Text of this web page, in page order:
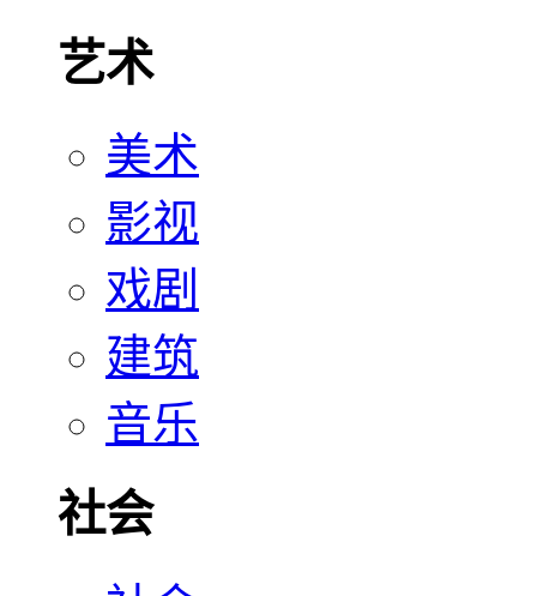
艺术
美术
影视
戏剧
建筑
音乐
社会